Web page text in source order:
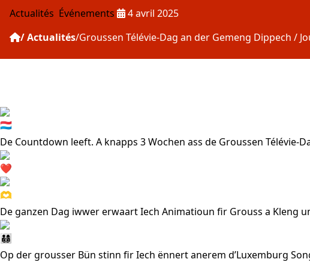
Actualités Événements Publié le :
4 avril 2025
Actualités Groussen Télévie-Dag an der Gemeng Dippech /
De Countdown leeft. A knapps 3 Wochen ass de Groussen Télévie-
De ganzen Dag iwwer erwaart Iech Animatioun fir Grouss a Kleng
Op der grousser Bün stinn fir Iech ënnert anerem d’Luxemburg